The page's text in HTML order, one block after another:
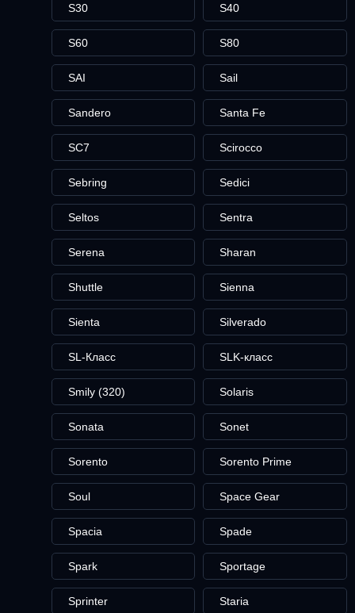
S30 S40
S60 S80
SAI Sail
Sandero Santa Fe
SC7 Scirocco
Sebring Sedici
Seltos Sentra
Serena Sharan
Shuttle Sienna
Sienta Silverado
SL-Класс SLK-класс
Smily (320) Solaris
Sonata Sonet
Sorento Sorento Prime
Soul Space Gear
Spacia Spade
Spark Sportage
Sprinter Staria